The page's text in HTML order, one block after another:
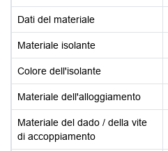
Dati del materiale
Materiale isolante
Colore dell'isolante
Materiale dell'alloggiamento
Materiale del dado / della vite
di accoppiamento